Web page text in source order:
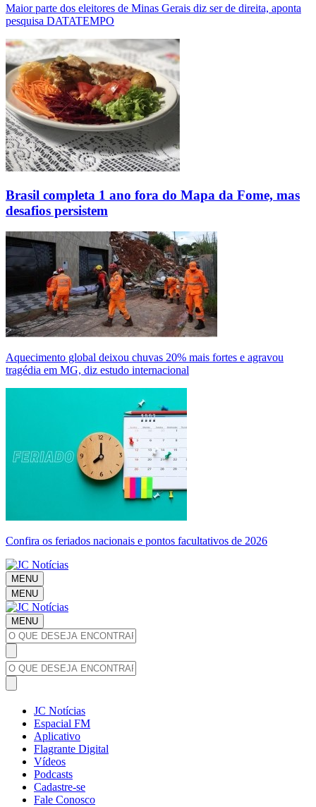
Maior parte dos eleitores de Minas Gerais diz ser de direita, aponta
pesquisa DATATEMPO
Brasil completa 1 ano fora do Mapa da Fome, mas
desafios persistem
Aquecimento global deixou chuvas 20% mais fortes e agravou
tragédia em MG, diz estudo internacional
Confira os feriados nacionais e pontos facultativos de 2026
MENU
MENU
MENU
JC Notícias
Espacial FM
Aplicativo
Flagrante Digital
Vídeos
Podcasts
Cadastre-se
Fale Conosco